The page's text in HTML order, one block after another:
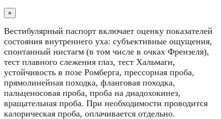
×
Вестибулярный паспорт включает оценку показателей
состояния внутреннего уха: субъективные ощущения,
спонтанный нистагм (в том числе в очках Френзеля),
тест плавного слежения глаз, тест Хальмаги,
устойчивость в позе Ромберга, прессорная проба,
прямолинейная походка, фланговая походка,
пальценосовая проба, проба на диадохокинез,
вращательная проба. При необходимости проводится
калорическая проба, оплачивается отдельно.